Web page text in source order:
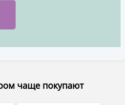
чаще покупают